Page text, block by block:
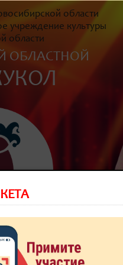
области
учреждение культуры
области
ОБЛАСТНОЙ